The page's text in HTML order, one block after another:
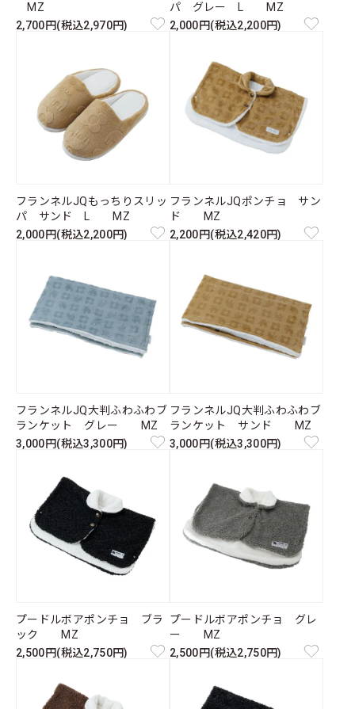
MZ
2,700円(税込2,970円)
パ グレー L MZ
2,000円(税込2,200円)
フランネルJQもっちりスリッ
パ サンド L MZ
2,000円(税込2,200円)
フランネルJQポンチョ サン
ド MZ
2,200円(税込2,420円)
フランネルJQ大判ふわふわブ
ランケット グレー MZ
3,000円(税込3,300円)
フランネルJQ大判ふわふわブ
ランケット サンド MZ
3,000円(税込3,300円)
プードルボアポンチョ ブラ
ック MZ
2,500円(税込2,750円)
プードルボアポンチョ グレ
ー MZ
2,500円(税込2,750円)